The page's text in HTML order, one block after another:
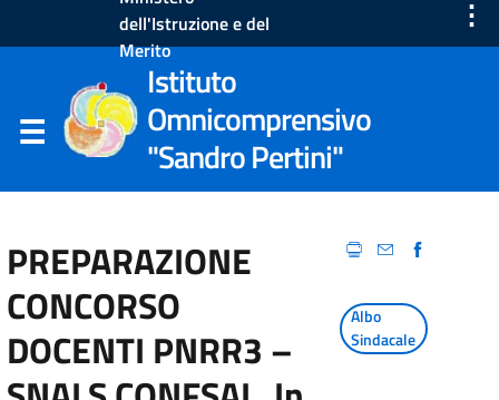
dell'Istruzione e del
Merito
⋮
Istituto
Omnicomprensivo
"Sandro Pertini"
PREPARAZIONE
CONCORSO
DOCENTI PNRR3 –
Albo
Sindacale